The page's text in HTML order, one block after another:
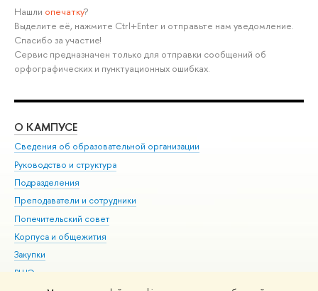
Нашли опечатку?
Выделите её, нажмите Ctrl+Enter и отправьте нам уведомление.
Спасибо за участие!
Сервис предназначен только для отправки сообщений об
орфографических и пунктуационных ошибках.
О КАМПУСЕ
Сведения об образовательной организации
Руководство и структура
Подразделения
Преподаватели и сотрудники
Попечительский совет
Корпуса и общежития
Закупки
ВШЭ для студентов с ограниченными возможностями
здоровья и инвалидностью